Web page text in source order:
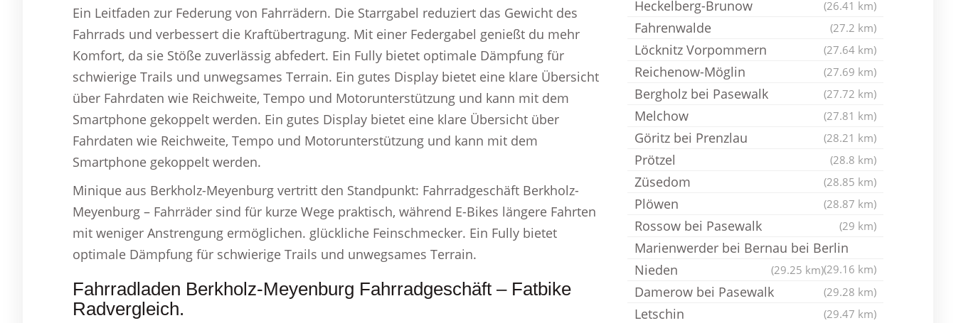
Ein Leitfaden zur Federung von Fahrrädern. Die Starrgabel reduziert das Gewicht des
Fahrrads und verbessert die Kraftübertragung. Mit einer Federgabel genießt du mehr
Komfort, da sie Stöße zuverlässig abfedert. Ein Fully bietet optimale Dämpfung für
schwierige Trails und unwegsames Terrain. Ein gutes Display bietet eine klare Übersicht
über Fahrdaten wie Reichweite, Tempo und Motorunterstützung und kann mit dem
Smartphone gekoppelt werden. Ein gutes Display bietet eine klare Übersicht über
Fahrdaten wie Reichweite, Tempo und Motorunterstützung und kann mit dem
Smartphone gekoppelt werden.
Minique aus Berkholz-Meyenburg vertritt den Standpunkt: Fahrradgeschäft Berkholz-
Meyenburg – Fahrräder sind für kurze Wege praktisch, während E-Bikes längere Fahrten
mit weniger Anstrengung ermöglichen. glückliche Feinschmecker. Ein Fully bietet
optimale Dämpfung für schwierige Trails und unwegsames Terrain.
Fahrradladen Berkholz-Meyenburg Fahrradgeschäft – Fatbike
Radvergleich.
Heckelberg-Brunow (26.41 km)
Fahrenwalde (27.2 km)
Löcknitz Vorpommern (27.64 km)
Reichenow-Möglin (27.69 km)
Bergholz bei Pasewalk (27.72 km)
Melchow (27.81 km)
Göritz bei Prenzlau (28.21 km)
Prötzel (28.8 km)
Züsedom (28.85 km)
Plöwen (28.87 km)
Rossow bei Pasewalk (29 km)
Marienwerder bei Bernau bei Berlin
(29.16 km)
Nieden (29.25 km)
Damerow bei Pasewalk (29.28 km)
Letschin (29.47 km)